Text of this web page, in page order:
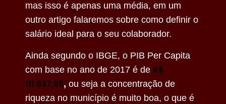
mas isso é apenas uma média, em um
outro artigo falaremos sobre como definir o
salário ideal para o seu colaborador.
Ainda segundo o IBGE, o PIB Per Capita
com base no ano de 2017 é de R$
111.637,85, ou seja a concentração de
riqueza no município é muito boa, o que é